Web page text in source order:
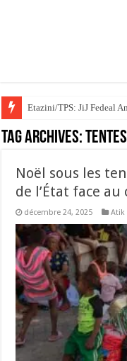
Etazini/TPS: JiJ Fedeal
Tag Archives:tentes
Noël sous les
de l’État face au
décembre 24, 2025 Atik